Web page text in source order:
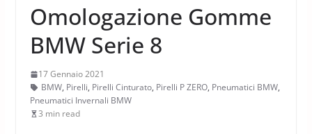
Omologazione Gomme
BMW Serie 8
17 Gennaio 2021
BMW, Pirelli, Pirelli Cinturato, Pirelli P ZERO, Pneumatici BMW,
Pneumatici Invernali BMW
3 min read